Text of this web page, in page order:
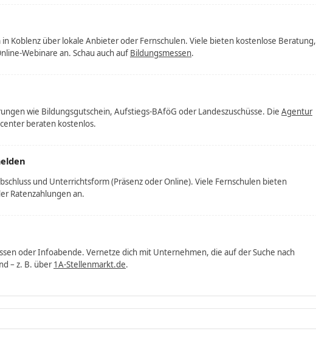
Koblenz über lokale Anbieter oder Fernschulen. Viele bieten kostenlose Beratung,
Webinare an. Schau auch auf Bildungsmessen.
wie Bildungsgutschein, Aufstiegs-BAföG oder Landeszuschüsse. Die Agentur
beraten kostenlos.
und Unterrichtsform (Präsenz oder Online). Viele Fernschulen bieten
Ratenzahlungen an.
oder Infoabende. Vernetze dich mit Unternehmen, die auf der Suche nach
– z. B. über1A-Stellenmarkt.de.